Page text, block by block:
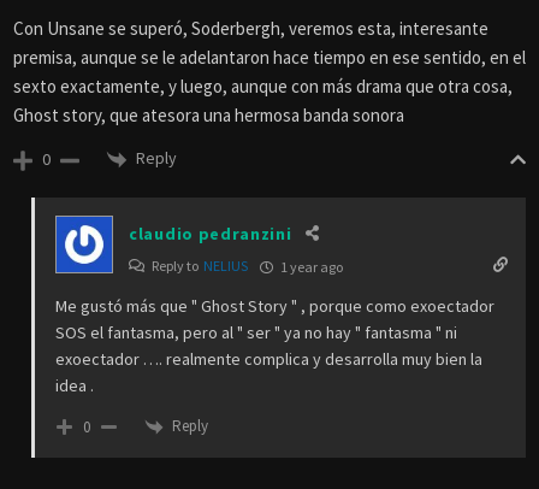
Con Unsane se superó, Soderbergh, veremos esta, interesante
premisa, aunque se le adelantaron hace tiempo en ese sentido, en el
sexto exactamente, y luego, aunque con más drama que otra cosa,
Ghost story, que atesora una hermosa banda sonora
0 Reply
claudio pedranzini
Reply to NELIUS 1 year ago
Me gustó más que " Ghost Story " , porque como exoectador
SOS el fantasma, pero al " ser " ya no hay " fantasma " ni
exoectador …. realmente complica y desarrolla muy bien la
idea .
0 Reply